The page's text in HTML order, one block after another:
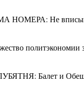
НОМЕРА: Не
политэкономии
Балет и